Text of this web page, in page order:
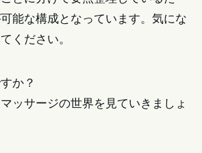
能な構成となっています。気にな
ください。
か？
ッサージの世界を見ていきましょ